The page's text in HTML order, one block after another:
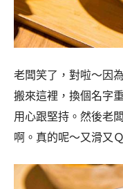
老闆笑了，對啦～因
搬來這裡，換個名字
用心跟堅持。然後老
啊。真的呢～又滑又